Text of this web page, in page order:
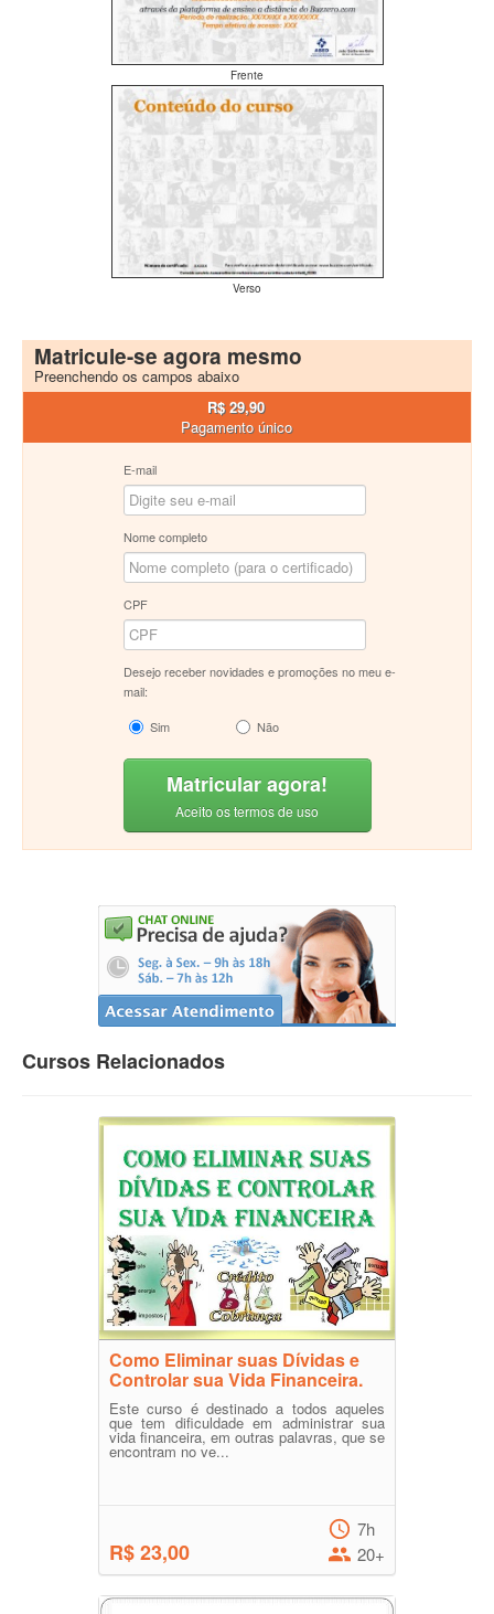
Frente
Verso
Matricule-se agora mesmo
Preenchendo os campos abaixo
R$ 29,90
Pagamento único
E-mail
Nome completo
CPF
Desejo receber novidades e promoções no meu e-
mail:
Sim
Não
Matricular agora!
Aceito os termos de uso
Cursos Relacionados
Como Eliminar suas Dívidas e
Controlar sua Vida Financeira.
Este curso é destinado a todos aqueles
que tem dificuldade em administrar sua
vida financeira, em outras palavras, que se
encontram no ve...
R$ 23,00
7h
20+